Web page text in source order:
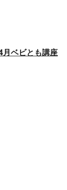
ベビとも講座